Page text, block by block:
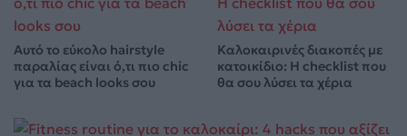
Αυτό το εύκολο hairstyle
παραλίας είναι ό,τι πιο chic
για τα beach looks σου
Καλοκαιρινές διακοπές με
κατοικίδιο: Η checklist που
θα σου λύσει τα χέρια